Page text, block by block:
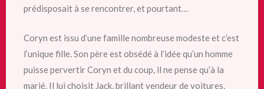
prédisposait à se rencontrer, et pourtant…
Coryn est issu d’une famille nombreuse modeste et c’est
l’unique fille. Son père est obsédé à l’idée qu’un homme
puisse pervertir Coryn et du coup, il ne pense qu’à la
marié. Il lui choisit Jack, brillant vendeur de voitures,